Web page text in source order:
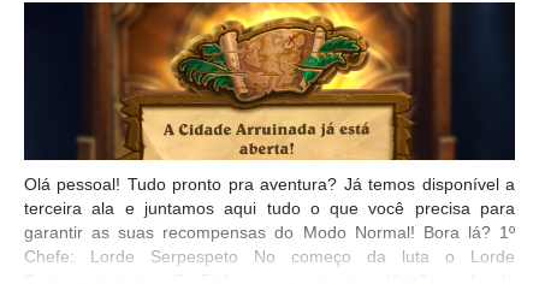
colocar, pois ao contrário do modo normal que apenas o ataque
muda, no heroico as nagas ganham +1/+1 e depois do turno 5
começa a ficar complicado fazer trocas e se manter seguro. Por
esse motivo escolhi o Sacerdote “dobra...
Olá pessoal! Tudo pronto pra aventura? Já temos disponível a
terceira ala e juntamos aqui tudo o que você precisa para
garantir as suas recompensas do Modo Normal! Bora lá? 1º
Chefe: Lorde Serpespeto No começo da luta o Lorde